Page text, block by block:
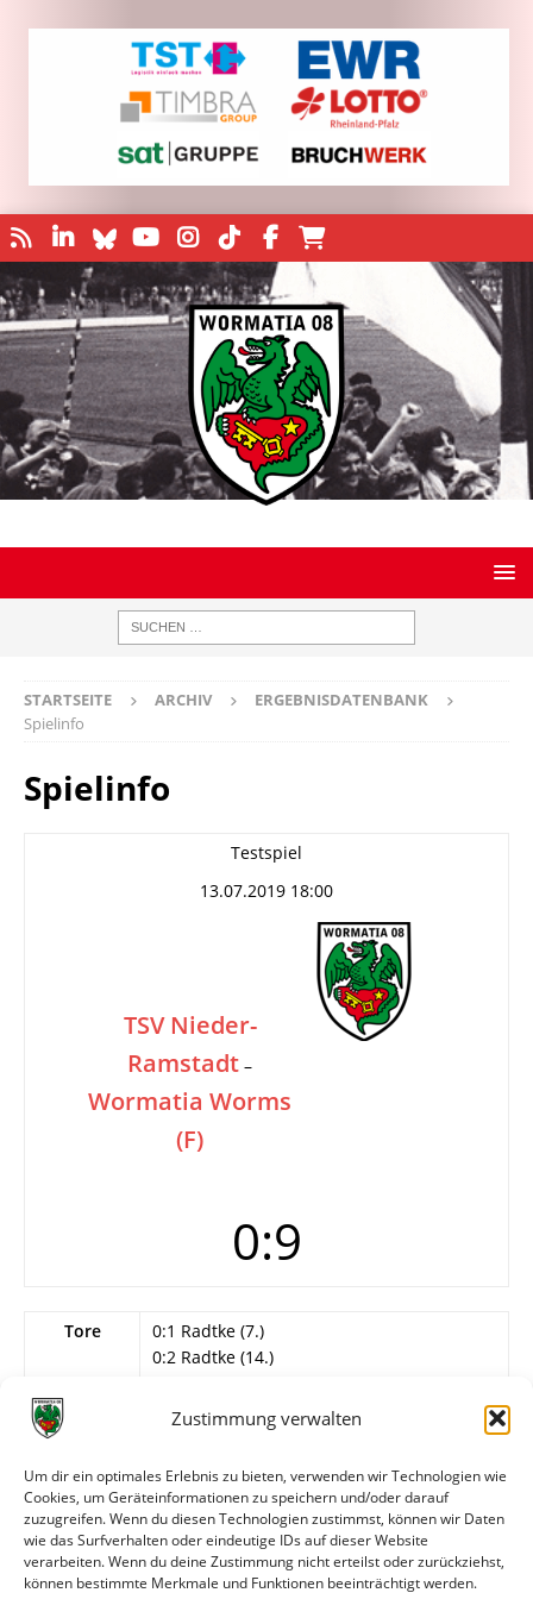
Zustimmung verwalten
Um dir ein optimales Erlebnis zu bieten, verwenden wir Technologien wie
Cookies, um Geräteinformationen zu speichern und/oder darauf
zuzugreifen. Wenn du diesen Technologien zustimmst, können wir Daten
wie das Surfverhalten oder eindeutige IDs auf dieser Website
verarbeiten. Wenn du deine Zustimmung nicht erteilst oder zurückziehst,
können bestimmte Merkmale und Funktionen beeinträchtigt werden.
STARTSEITE ARCHIV
ERGEBNISDATENBANK
Spielinfo
Spielinfo
Testspiel
13.07.2019 18:00
TSV Nieder-
Ramstadt –
Wormatia Worms
(F)
0:9
Tore
0:1 Radtke (7.)
0:2 Radtke (14.)
0:4 Wagner (28.)
0:5 S. Schmitt (39.)
0:7 Rau (58.)
0:8 Radtke (81.)
0:9 Flatter (82.)